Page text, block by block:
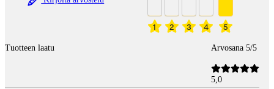
1 2 3 4 5
Tuotteen laatu Arvosana 5/5
5,0